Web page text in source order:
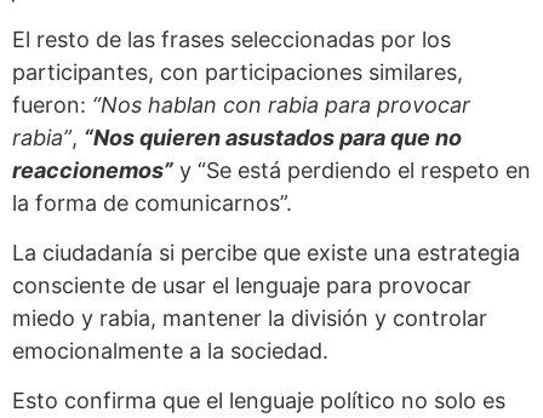
El resto de las frases seleccionadas por los
participantes, con participaciones similares,
fueron: “Nos hablan con rabia para provocar
rabia”, “Nos quieren asustados para que no
reaccionemos” y “Se está perdiendo el respeto en
la forma de comunicarnos”.
La ciudadanía si percibe que existe una estrategia
consciente de usar el lenguaje para provocar
miedo y rabia, mantener la división y controlar
emocionalmente a la sociedad.
Esto confirma que el lenguaje político no solo es